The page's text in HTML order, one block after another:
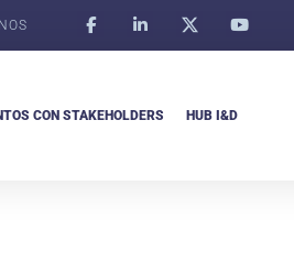
CON STAKEHOLDERS HUB I&D